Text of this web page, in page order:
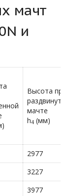
мачт
и
Высота при
мачте
h4 (мм)
2977
3227
3977